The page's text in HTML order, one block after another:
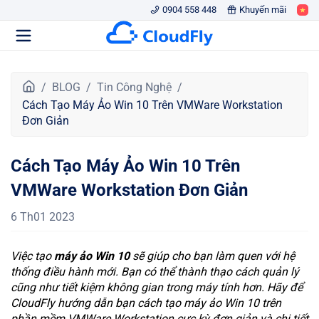
0904 558 448 Khuyến mãi
r
a
c
h
ủ
BLOG
Tin Công Nghệ
Cách Tạo Máy Ảo Win 10 Trên VMWare Workstation
Đơn Giản
Cách Tạo Máy Ảo Win 10 Trên
VMWare Workstation Đơn Giản
6 Th01 2023
Việc tạo máy ảo Win 10sẽ giúp cho bạn làm quen với hệ
thống điều hành mới. Bạn có thể thành thạo cách quản lý
cũng như tiết kiệm không gian trong máy tính hơn. Hãy để
CloudFly hướng dẫn bạn cách tạo máy ảo Win 10 trên